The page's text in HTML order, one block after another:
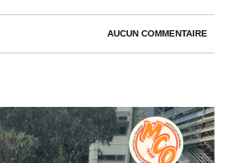
AUCUN COMMENTAIRE